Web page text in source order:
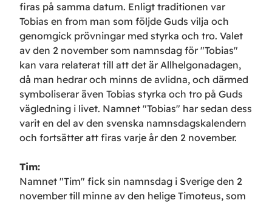
firas på samma datum. Enligt traditionen var
Tobias en from man som följde Guds vilja och
genomgick prövningar med styrka och tro. Valet
av den 2 november som namnsdag för "Tobias"
kan vara relaterat till att det är Allhelgonadagen,
då man hedrar och minns de avlidna, och därmed
symboliserar även Tobias styrka och tro på Guds
vägledning i livet. Namnet "Tobias" har sedan dess
varit en del av den svenska namnsdagskalendern
och fortsätter att firas varje år den 2 november.
Tim:
Namnet "Tim" fick sin namnsdag i Sverige den 2
november till minne av den helige Timoteus, som